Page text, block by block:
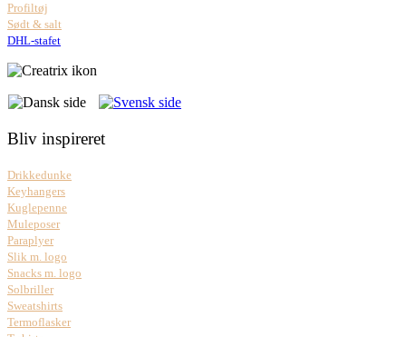
Profiltøj
Sødt & salt
DHL-stafet
Bliv inspireret
Drikkedunke
Keyhangers
Kuglepenne
Muleposer
Paraplyer
Slik m. logo
Snacks m. logo
Solbriller
Sweatshirts
Termoflasker